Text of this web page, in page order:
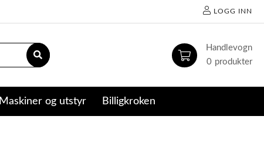
LOGG INN
0
Maskiner og utstyr Billigkroken